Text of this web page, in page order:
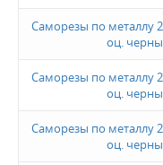
Новинка
Величина скидки
Саморезы по металлу
оц.
Саморезы по металлу
оц.
Саморезы по металлу
оц.